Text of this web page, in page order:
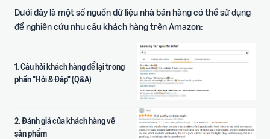
Dưới đây là một số nguồn dữ liệu nhà bán hàng có thể sử dụng
để nghiên cứu nhu cầu khách hàng trên Amazon:
1. Câu hỏi khách hàng để lại trong
phần "Hỏi & Đáp" (Q&A)
2. Đánh giá của khách hàng về
sản phẩm